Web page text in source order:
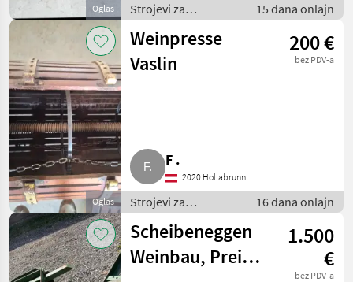
Oglas
Strojevi za
vinogradarstvo /
Ostali strojevi za
vinogradarstvo
15 dana onlajn
Oglas
Weinpresse
Vaslin
200 €
bez PDV-a
F .
2020 Hollabrunn
Strojevi za
vinogradarstvo /
Ostali strojevi za
vinogradarstvo
16 dana onlajn
Scheibeneggen
Weinbau, Preis
1.500
€
bez PDV-a